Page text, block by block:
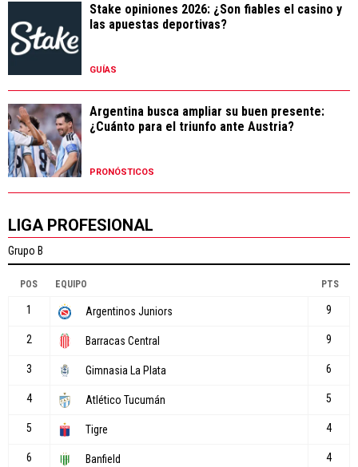
Stake opiniones 2026: ¿Son fiables el casino y
las apuestas deportivas?
GUÍAS
Argentina busca ampliar su buen presente:
¿Cuánto para el triunfo ante Austria?
PRONÓSTICOS
LIGA PROFESIONAL